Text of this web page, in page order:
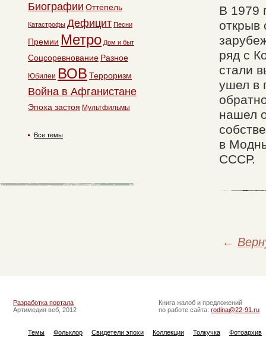
В 1979
открыв
ряд с
стали
ушел в
нашел
в
СССР.
←
Биографии Оттепель
Катастрофы Дефицит Песни
Премии Метро Дом и быт
Соцсоревнование Разное
Юбилеи ВОВ Терроризм
Война в Афганистане
Эпоха застоя Мультфильмы
Все темы
Разработка портала
Артимедия веб, 2012
Книга жалоб и предложений
по работе сайта: rodina@22-91.ru
Темы Фольклор Свидетели эпохи Коллекции Толкучка Фотоархив